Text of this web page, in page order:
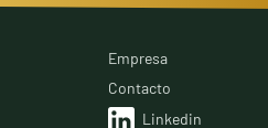
Empresa
Contacto
Linkedin